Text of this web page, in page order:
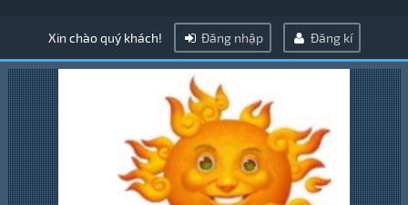
Xin chào quý khách! Đăng nhập Đăng kí